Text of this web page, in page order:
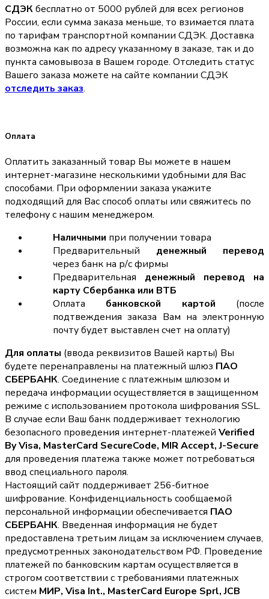
СДЭКбесплатно от 5000 рублей для всех регионов
России, если сумма заказа меньше, то взимается плата
по тарифам транспортной компании СДЭК. Доставка
возможна как по адресу указанному в заказе, так и до
пункта самовывоза в Вашем городе. Отследить статус
Вашего заказа можете на сайте компании СДЭК
отследить заказ.
Оплата
Оплатить заказанный товар Вы можете в нашем
интернет-магазине несколькими удобными для Вас
способами. При оформлении заказа укажите
подходящий для Вас способ оплаты или свяжитесь по
телефону с нашим менеджером.
Наличными при получении товара
Предварительный денежный перевод
через банк на р/с фирмы
Предварительная денежный перевод на
карту Сбербанка или ВТБ
Оплата банковской картой (после
подтвеждения заказа Вам на электронную
почту будет выставлен счет на оплату)
Для оплаты (ввода реквизитов Вашей карты) Вы
будете перенаправлены на платежный шлюз ПАО
СБЕРБАНК. Соединение с платежным шлюзом и
передача информации осуществляется в защищенном
режиме с использованием протокола шифрования SSL.
В случае если Ваш банк поддерживает технологию
безопасного проведения интернет-платежей Verified
By Visa, MasterCard SecureCode, MIR Accept, J-Secure
для проведения платежа также может потребоваться
ввод специального пароля.
Настоящий сайт поддерживает 256-битное
шифрование. Конфиденциальность сообщаемой
персональной информации обеспечивается ПАО
СБЕРБАНК. Введенная информация не будет
предоставлена третьим лицам за исключением случаев,
предусмотренных законодательством РФ. Проведение
платежей по банковским картам осуществляется в
строгом соответствии с требованиями платежных
систем МИР, Visa Int., MasterCard Europe Sprl, JCB